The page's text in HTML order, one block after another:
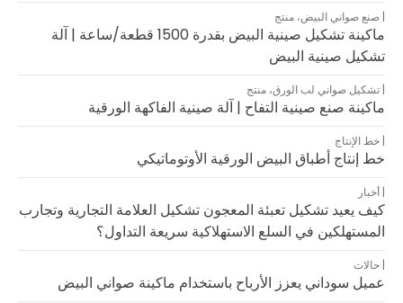
صنع صواني البيض، منتج
ماكينة تشكيل صينية البيض بقدرة 1500 قطعة/ساعة | آلة
تشكيل صينية البيض
تشكيل صواني لب الورق، منتج
ماكينة صنع صينية التفاح | آلة صينية الفاكهة الورقية
خط الإنتاج
خط إنتاج أطباق البيض الورقية الأوتوماتيكي
أخبار
كيف يعيد تشكيل تعبئة المعجون تشكيل العلامة التجارية وتجارب
المستهلكين في السلع الاستهلاكية سريعة التداول؟
حالات
عميل سوداني يعزز الأرباح باستخدام ماكينة صواني البيض